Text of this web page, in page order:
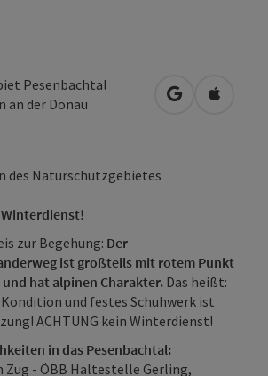
Pesenbachtal
an der Donau in Google
in
des Naturschutzgebietes
Winterdienst!
zur Begehung: Der
ist großteils mit rotem Punkt
und hat alpinen Charakter. Das heißt:
und festes Schuhwerk ist
ACHTUNG kein Winterdienst!
in das Pesenbachtal:
Zug - ÖBB Haltestelle Gerling,